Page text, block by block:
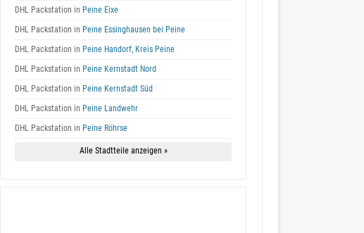
DHL Packstation in Peine Eixe
DHL Packstation in Peine Essinghausen bei Peine
DHL Packstation in Peine Handorf, Kreis Peine
DHL Packstation in Peine Kernstadt Nord
DHL Packstation in Peine Kernstadt Süd
DHL Packstation in Peine Landwehr
DHL Packstation in Peine Röhrse
Alle Stadtteile anzeigen »